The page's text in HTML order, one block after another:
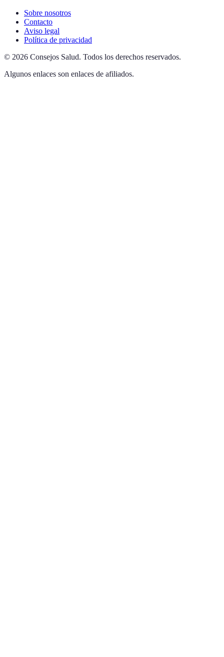
Sobre nosotros
Contacto
Aviso legal
Política de privacidad
© 2026 Consejos Salud. Todos los derechos reservados.
Algunos enlaces son enlaces de afiliados.